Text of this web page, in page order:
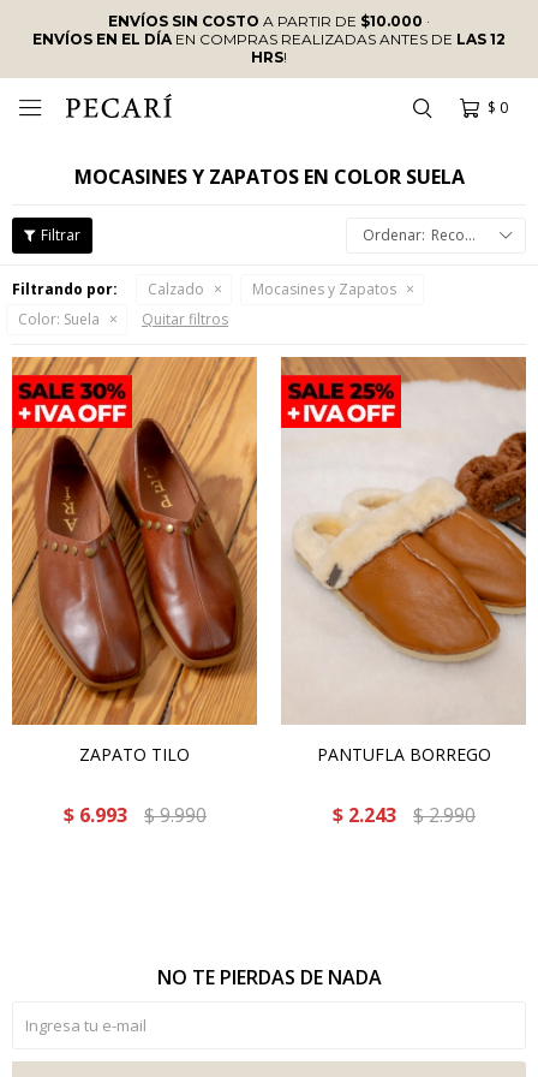
ENVÍOS SIN COSTO A PARTIR DE $10.000 ·
ENVÍOS EN EL DÍAEN COMPRAS REALIZADAS ANTES DE LAS 12
HRS!
$ 0

MOCASINES Y ZAPATOS EN COLOR SUELA
Recomendados
Filtrando por: Calzado
Mocasines y Zapatos
Color: Suela Quitar filtros
ZAPATO TILO
$ 6.993 $9.990
PANTUFLA BORREGO
$ 2.243 $2.990
NO TE PIERDAS DE NADA